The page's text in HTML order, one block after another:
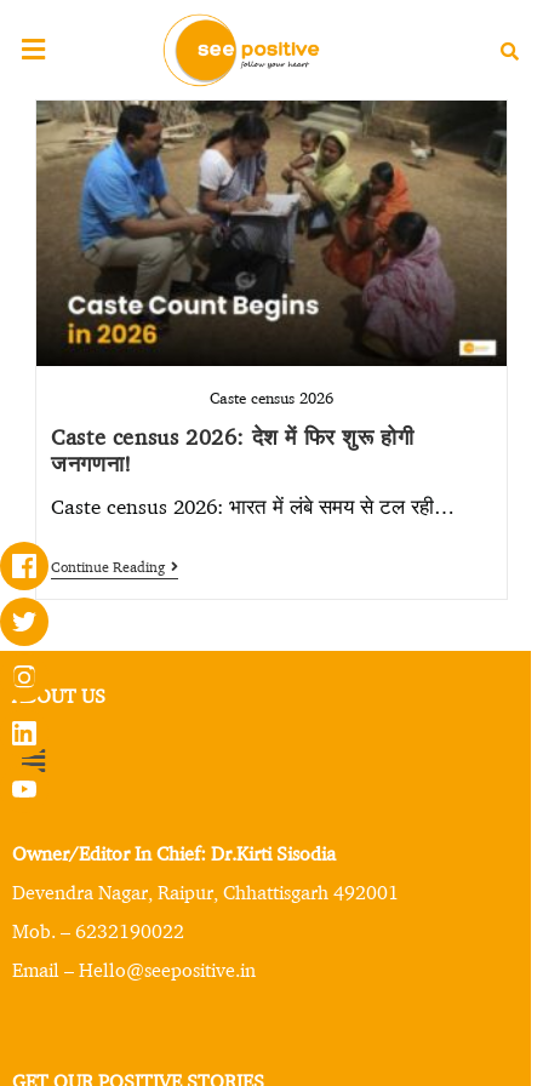
Caste census 2026
Caste census 2026: देश में फिर शुरू होगी
जनगणना!
Caste census 2026: भारत में लंबे समय से टल रही…
Continue Reading
ABOUT US
Owner/Editor In Chief: Dr.Kirti Sisodia
Devendra Nagar, Raipur, Chhattisgarh 492001
Mob. – 6232190022
Email – Hello@seepositive.in
GET OUR POSITIVE STORIES